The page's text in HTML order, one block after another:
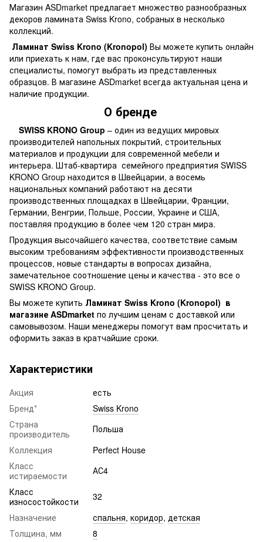
Магазин ASDmarket предлагает множество разнообразных
декоров ламината Swiss Krono, собраных в несколько
коллекций.
Ламинат Swiss Krono (Kronopol) Вы можете купить онлайн
или приехать к нам, где вас проконсультируют наши
специалисты, помогут выбрать из представленных
образцов. В магазине ASDmarket всегда актуальная цена и
наличие продукции.
О бренде
SWISS KRONO Group – один из ведущих мировых
производителей напольных покрытий, строительных
материалов и продукции для современной мебели и
интерьера. Штаб-квартира семейного предприятия SWISS
KRONO Group находится в Швейцарии, а восемь
национальных компаний работают на десяти
производственных площадках в Швейцарии, Франции,
Германии, Венгрии, Польше, России, Украине и США,
поставляя продукцию в более чем 120 стран мира.
Продукция высочайшего качества, соответствие самым
высоким требованиям эффективности производственных
процессов, новые стандарты в вопросах дизайна,
замечательное соотношение цены и качества - это все о
SWISS KRONO Group.
Вы можете купить Ламинат Swiss Krono (Kronopol) в
магазине ASDmarket по лучшим ценам с доставкой или
самовывозом. Наши менеджеры помогут вам просчитать и
оформить заказ в кратчайшие сроки.
Характеристики
Акция
есть
Бренд*
Swiss Krono
Страна
производитель
Польша
Коллекция
Perfect House
Класс
истираемости
АС4
Класс
износостойкости
32
Назначение
спальня, коридор, детская
Толщина, мм
8